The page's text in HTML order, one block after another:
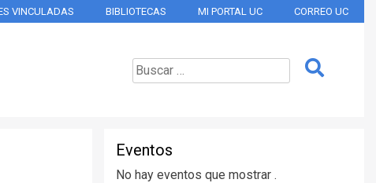
VINCULADAS BIBLIOTECAS MI PORTAL UC CORREO UC
Eventos
No hay eventos que mostrar .